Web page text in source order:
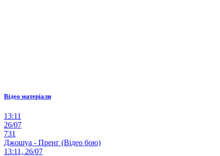
Відео матеріали
13:11
26/07
731
Джошуа - Пренг (Відео бою)
13:11, 26/07